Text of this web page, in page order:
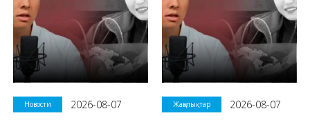
Новости
2026-08-07
Жаңалықтар
2026-08-07